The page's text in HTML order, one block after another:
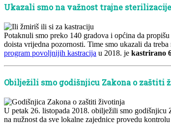
Ukazali smo na važnost trajne
Potaknuli smo preko 140 gradova i općina da
doista vrijedna pozornosti. Time smo ukazali da
program povoljnijih kastracija u 2018. je kastrirano
Obilježili smo godišnjicu Zakona o zaštiti
U petak 26. listopada 2018. obilježili smo godišnjicu
na nužnost da sve lokalne zajednice provedu